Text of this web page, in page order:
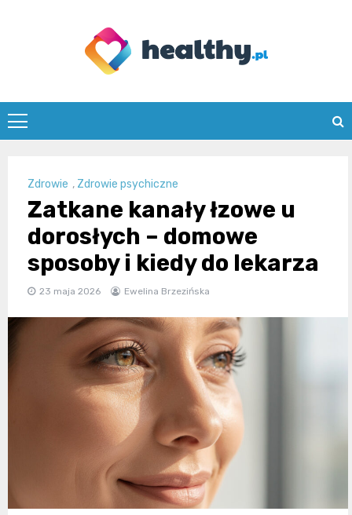
healthy.pl
Zdrowie , Zdrowie psychiczne
Zatkane kanały łzowe u
dorosłych – domowe
sposoby i kiedy do lekarza
23 maja 2026 Ewelina Brzezińska